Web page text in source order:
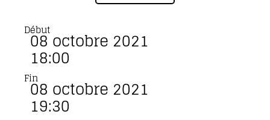
Début
08 octobre 2021
18:00
Fin08 octobre 2021
19:30